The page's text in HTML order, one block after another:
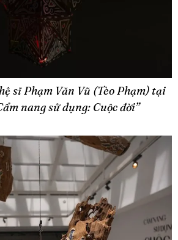
sĩ Phạm Văn Vũ (Tèo Phạm) tại
nang sử dụng: Cuộc đời”